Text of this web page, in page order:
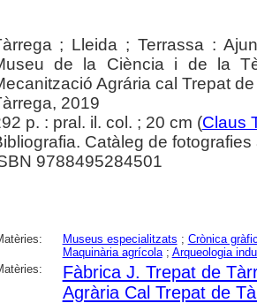
; Lleida ; Terrassa :
de la Ciència i de la
Agrária cal Trepat
2019
p. : pral. il. col. ; 20 cm (Claus
Catàleg de
9788495284501
Museus especialitzats ; Crònica
Maquinària agrícola; Arqueologia
Fàbrica J. Trepat de
Agrària Cal Trepat de